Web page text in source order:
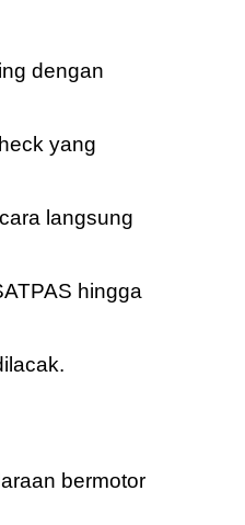
dengan
yang
langsung
hingga
bermotor